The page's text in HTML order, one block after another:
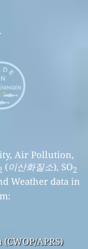
Air Pollution,
(이산화질소), SO2
Weather data in
APRS)